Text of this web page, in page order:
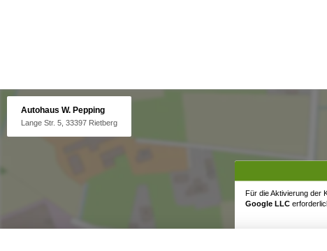
Autohaus W. Pepping
Lange Str. 5, 33397 Rietberg
Für die Aktivierung der
Google LLC